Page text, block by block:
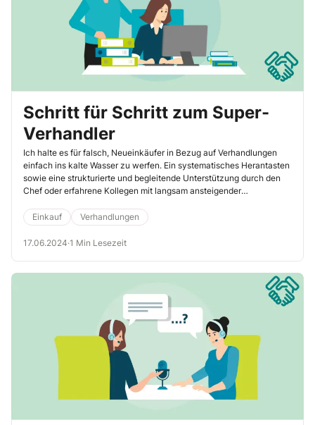
Schritt für Schritt zum Super-
Verhandler
Ich halte es für falsch, Neueinkäufer in Bezug auf Verhandlungen
einfach ins kalte Wasser zu werfen. Ein systematisches Herantasten
sowie eine strukturierte und begleitende Unterstützung durch den
Chef oder erfahrene Kollegen mit langsam ansteigender
Auch sollte ein Neueinkäufer erst mal mit einer überschaubaren
Anzahl an Lieferanten starten, damit er nicht gleich am Anfang in
Arbeit untergeht. Diese Anleitung erstellte Hans-Christian Seidel für
Einkauf Verhandlungen
17.06.2024·1 Min Lesezeit